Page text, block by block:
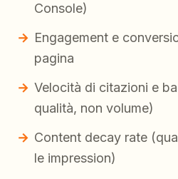
Console)
Engagement e
pagina
Velocità di citazioni e
qualità, non volume)
Content decay rate
le impression)